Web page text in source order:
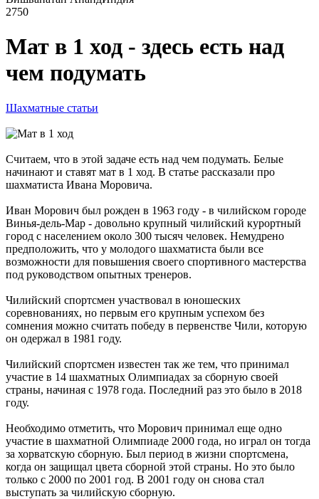
2750
Мат в 1 ход - здесь есть над
чем подумать
Шахматные статьи
Считаем, что в этой задаче есть над чем подумать. Белые
начинают и ставят мат в 1 ход. В статье рассказали про
шахматиста Ивана Моровича.
Иван Морович был рожден в 1963 году - в чилийском городе
Винья-дель-Мар - довольно крупный чилийский курортный
город с населением около 300 тысяч человек. Немудрено
предположить, что у молодого шахматиста были все
возможности для повышения своего спортивного мастерства
под руководством опытных тренеров.
Чилийский спортсмен участвовал в юношеских
соревнованиях, но первым его крупным успехом без
сомнения можно считать победу в первенстве Чили, которую
он одержал в 1981 году.
Чилийский спортсмен известен так же тем, что принимал
участие в 14 шахматных Олимпиадах за сборную своей
страны, начиная с 1978 года. Последний раз это было в 2018
году.
Необходимо отметить, что Морович принимал еще одно
участие в шахматной Олимпиаде 2000 года, но играл он тогда
за хорватскую сборную. Был период в жизни спортсмена,
когда он защищал цвета сборной этой страны. Но это было
только с 2000 по 2001 год. В 2001 году он снова стал
выступать за чилийскую сборную.